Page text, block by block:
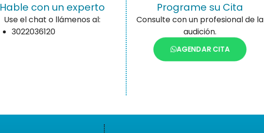
Hable con un experto
Use el chat o llámenos al:
3022036120
Programe su Cita
Consulte con un profesional de la
audición.
AGENDAR CITA